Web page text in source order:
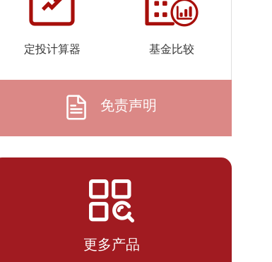
07-20
2026-
0.8681 0.8681
07-16
0.9343
2026-
0.9470 0.9470
0.9108
定投计算器 基金比较
免责声明
更多产品